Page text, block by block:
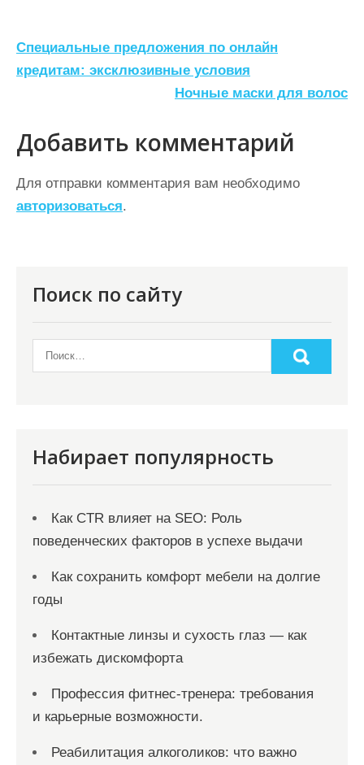
Н
а
и
г
а
ц
Специальные предложения по онлайн
кредитам: эксклюзивные условия
Ночные маски для волос
Добавить комментарий
Для отправки комментария вам необходимо
авторизоваться.
Поиск по сайту
Набирает популярность
Как CTR влияет на SEO: Роль
поведенческих факторов в успехе выдачи
Как сохранить комфорт мебели на долгие
годы
Контактные линзы и сухость глаз — как
избежать дискомфорта
Профессия фитнес-тренера: требования
и карьерные возможности.
Реабилитация алкоголиков: что важно